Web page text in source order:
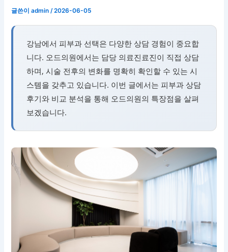
글쓴이admin/2026-06-05
강남에서 피부과 선택은 다양한 상담 경험이 중요합
니다. 오드의원에서는 담당 의료진료진이 직접 상담
하며, 시술 전후의 변화를 명확히 확인할 수 있는 시
스템을 갖추고 있습니다. 이번 글에서는 피부과 상담
후기와 비교 분석을 통해 오드의원의 특장점을 살펴
보겠습니다.